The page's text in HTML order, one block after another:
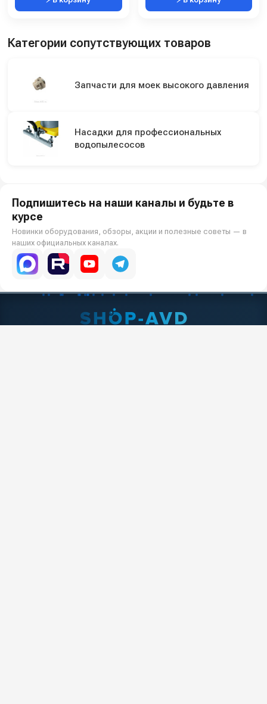
Категории сопутствующих товаров
Запчасти для моек высокого давления
Насадки для профессиональных
водопылесосов
Подпишитесь на наши каналы и будьте в
курсе
Новинки оборудования, обзоры, акции и полезные советы — в
наших официальных каналах.